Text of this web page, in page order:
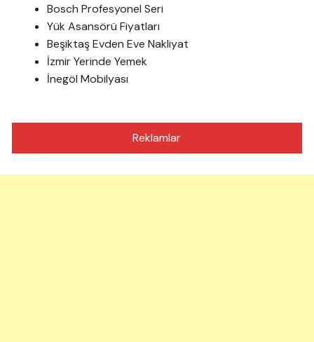
Bosch Profesyonel Seri
Yük Asansörü Fiyatları
Beşiktaş Evden Eve Nakliyat
İzmir Yerinde Yemek
İnegöl Mobilyası
Reklamlar